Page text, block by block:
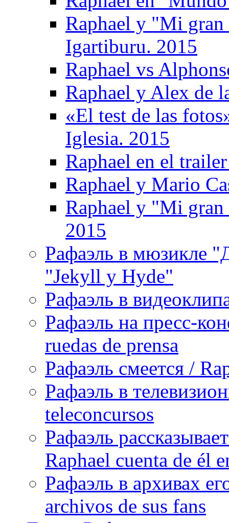
Raphael y "Mi
Igartiburu. 2015
Raphael vs
Raphael y Alex de
«El test de las
Iglesia. 2015
Raphael en el
Raphael y Mario
Raphael y "Mi
2015
Рафаэль в мюзикле
"Jekyll y Hyde"
Рафаэль в
Рафаэль на пресс-
ruedas de prensa
Рафаэль смеется /
Рафаэль в
teleconcursos
Рафаэль
Raphael cuenta de él
Рафаэль в архивах
archivos de sus fans